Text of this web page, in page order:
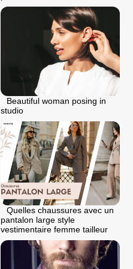
Beautiful woman posing in
studio
Quelles chaussures avec un
pantalon large style
vestimentaire femme tailleur